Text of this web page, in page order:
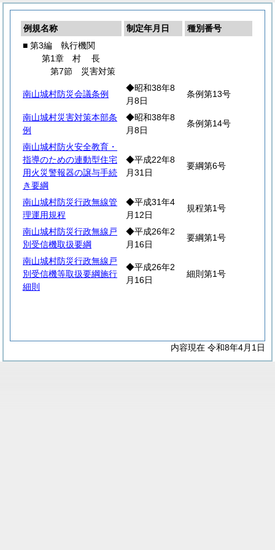
例規名称 制定年月日
種別番号
■ 第3編 執行機関
第1章 村長
第7節 災害対策
南山城村防災会議条例
◆昭和38年8
月8日
条例第13号
南山城村災害対策本部条
例
◆昭和38年8
月8日
条例第14号
南山城村防火安全教育・
指導のための連動型住宅
用火災警報器の譲与手続
き要綱
◆平成22年8
月31日
要綱第6号
南山城村防災行政無線管
理運用規程
◆平成31年4
月12日
規程第1号
南山城村防災行政無線戸
別受信機取扱要綱
◆平成26年2
月16日
要綱第1号
南山城村防災行政無線戸
別受信機等取扱要綱施行
細則
◆平成26年2
月16日
細則第1号
内容現在 令和8年4月1日